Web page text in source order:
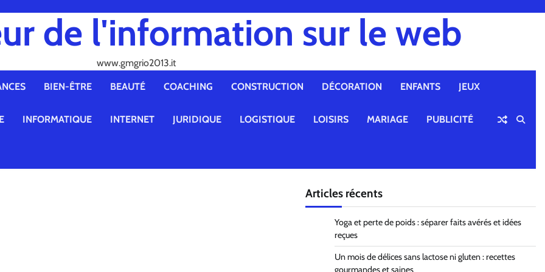
de l'information sur le web
www.gmgrio2013.it
BIEN-ÊTRE BEAUTÉ COACHING CONSTRUCTION DÉCORATION ENFANTS JEUX
INFORMATIQUE INTERNET JURIDIQUE LOGISTIQUE LOISIRS MARIAGE PUBLICITÉ
Articles récents
Yoga et perte de poids : séparer faits avérés et idées
reçues
Un mois de délices sans lactose ni gluten : recettes
gourmandes et saines